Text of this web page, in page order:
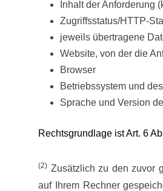
Inhalt der Anforderung
Zugriffsstatus/HTTP-
jeweils übertragene
Website, von der die
Browser
Betriebssystem und
Sprache und Version
Rechtsgrundlage ist Art. 6
(2) Zusätzlich zu den zuvor
auf Ihrem Rechner